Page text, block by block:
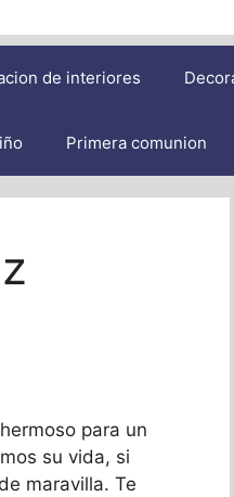
de interiores
Primera comunion
para un
su vida, si
maravilla. Te